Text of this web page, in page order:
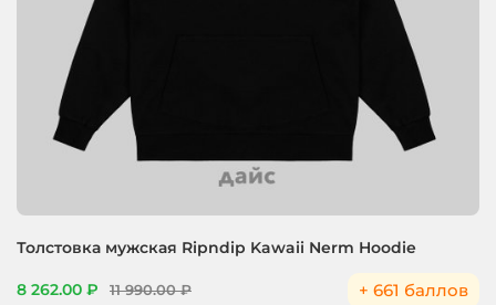
Толстовка мужская Ripndip Kawaii Nerm Hoodie
8 262.00 ₽ 11 990.00 ₽ + 661 баллов